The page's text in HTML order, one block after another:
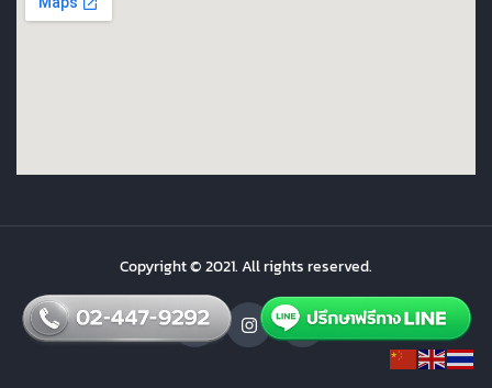
Copyright © 2021. All rights reserved.